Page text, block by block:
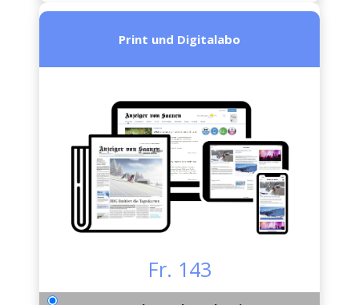
Print und Digitalabo
Fr. 143